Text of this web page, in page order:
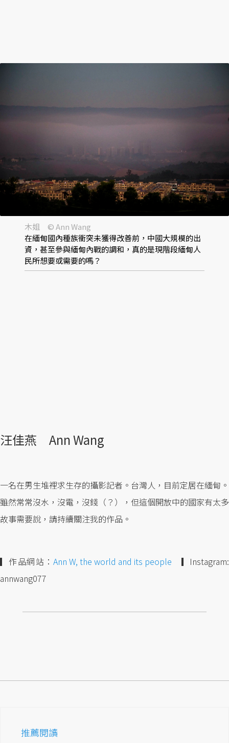
木姐 © Ann Wang
在緬甸國內種族衝突未獲得改善前，中國大規模的出
資，甚至參與緬甸內戰的調和，真的是現階段緬甸人
民所想要或需要的嗎？
汪佳燕 Ann Wang
一名在男生堆裡求生存的攝影記者。台灣人，目前定居在緬甸。
雖然常常沒水，沒電，沒錢（？），但這個開放中的國家有太多
故事需要說，請持續關注我的作品。
▎作品網站：Ann W, the world and its people ▎Instagram:
annwang077
推薦閱讀